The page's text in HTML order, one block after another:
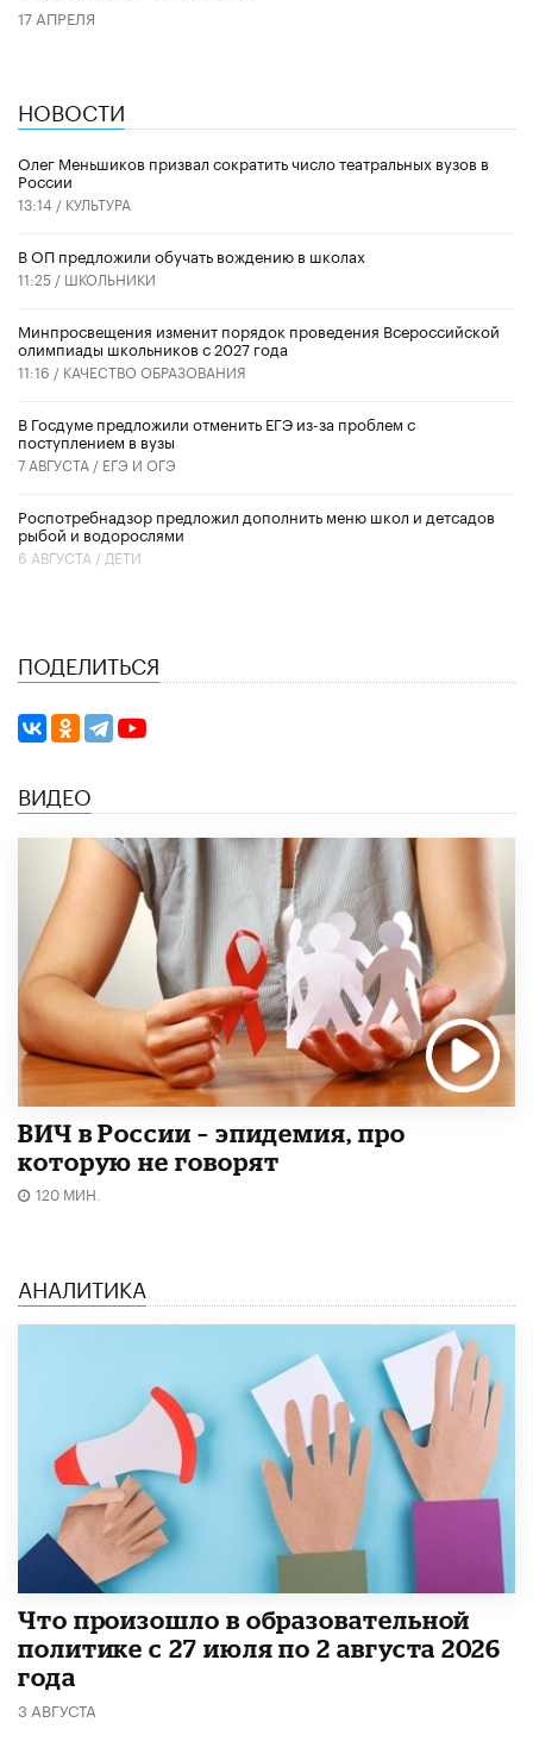
17 АПРЕЛЯ
НОВОСТИ
Олег Меньшиков призвал сократить число театральных вузов в
России
13:14 / КУЛЬТУРА
В ОП предложили обучать вождению в школах
11:25 / ШКОЛЬНИКИ
Минпросвещения изменит порядок проведения Всероссийской
олимпиады школьников с 2027 года
11:16 / КАЧЕСТВО ОБРАЗОВАНИЯ
В Госдуме предложили отменить ЕГЭ из-за проблем с
поступлением в вузы
7 АВГУСТА / ЕГЭ И ОГЭ
Роспотребнадзор предложил дополнить меню школ и детсадов
рыбой и водорослями
6 АВГУСТА / ДЕТИ
ПОДЕЛИТЬСЯ
ВИДЕО
ВИЧ в России – эпидемия, про
которую не говорят
120 МИН.
АНАЛИТИКА
​Что произошло в образовательной
политике с 27 июля по 2 августа 2026
года
3 АВГУСТА